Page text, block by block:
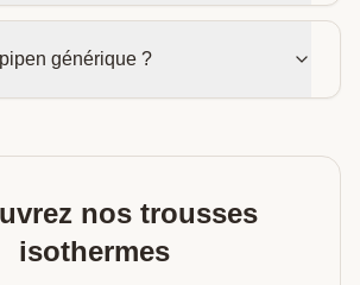
générique ?
nos trousses
isothermes